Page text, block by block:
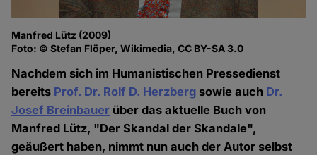
Manfred Lütz (2009)
Foto: © Stefan Flöper, Wikimedia, CC BY-SA 3.0
Nachdem sich im Humanistischen Pressedienst
bereits Prof. Dr. Rolf D. Herzberg sowie auch Dr.
Josef Breinbauer über das aktuelle Buch von
Manfred Lütz, "Der Skandal der Skandale",
geäußert haben, nimmt nun auch der Autor selbst